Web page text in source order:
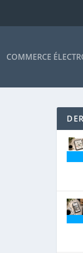
COMMERCE